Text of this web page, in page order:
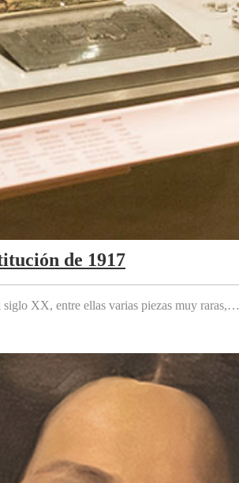
de 1917
siglo XX, entre ellas varias piezas muy raras,…